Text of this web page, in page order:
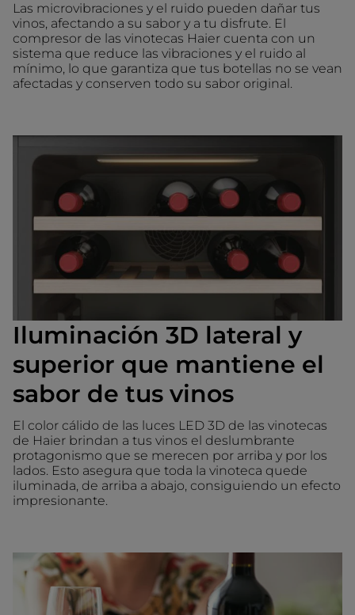
Las microvibraciones y el ruido pueden dañar tus
vinos, afectando a su sabor y a tu disfrute. El
compresor de las vinotecas Haier cuenta con un
sistema que reduce las vibraciones y el ruido al
mínimo, lo que garantiza que tus botellas no se vean
afectadas y conserven todo su sabor original.
Iluminación 3D lateral y
superior que mantiene el
sabor de tus vinos
El color cálido de las luces LED 3D de las vinotecas
de Haier brindan a tus vinos el deslumbrante
protagonismo que se merecen por arriba y por los
lados. Esto asegura que toda la vinoteca quede
iluminada, de arriba a abajo, consiguiendo un efecto
impresionante.